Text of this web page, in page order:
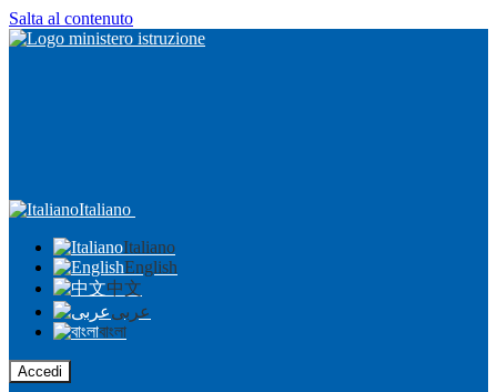
Salta al contenuto
Italiano
Italiano
English
中文
عربى
বাংলা
Accedi